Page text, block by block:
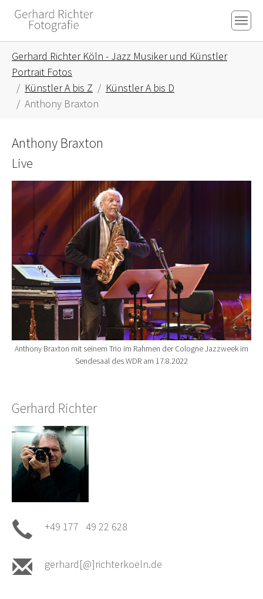
Skip to main content
Skip to page footer
Gerhard Richter Köln - Jazz Musiker und Künstler
Portrait Fotos
Künstler A bis Z
Künstler A bis D
Anthony Braxton
Anthony Braxton
Live
Show larger version for:
Anthony Braxton mit seinem Trio im Rahmen der Cologne Jazzweek im
Sendesaal des WDR am 17.8.2022
Gerhard Richter
+49 177 49 22 628
gerhard[@]richterkoeln.de